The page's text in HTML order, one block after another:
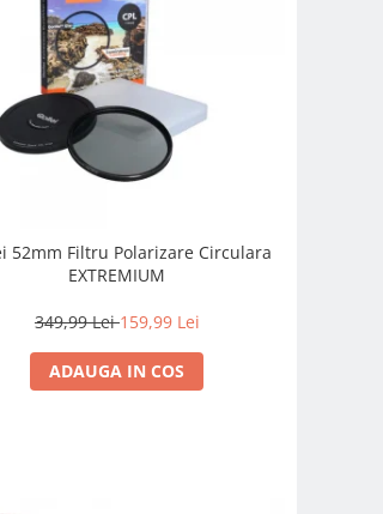
52mm Filtru Polarizare Circulara
EXTREMIUM
349,99 Lei159,99 Lei
ADAUGA IN COS